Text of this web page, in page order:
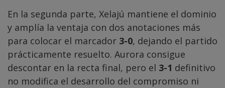
En la segunda parte, Xelajú mantiene el dominio
y amplía la ventaja con dos anotaciones más
para colocar el marcador 3-0, dejando el partido
prácticamente resuelto. Aurora consigue
descontar en la recta final, pero el 3-1 definitivo
no modifica el desarrollo del compromiso ni